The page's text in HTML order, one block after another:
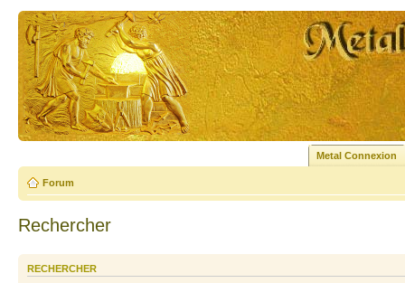
Metal Connexion
Forum
Rechercher
RECHERCHER